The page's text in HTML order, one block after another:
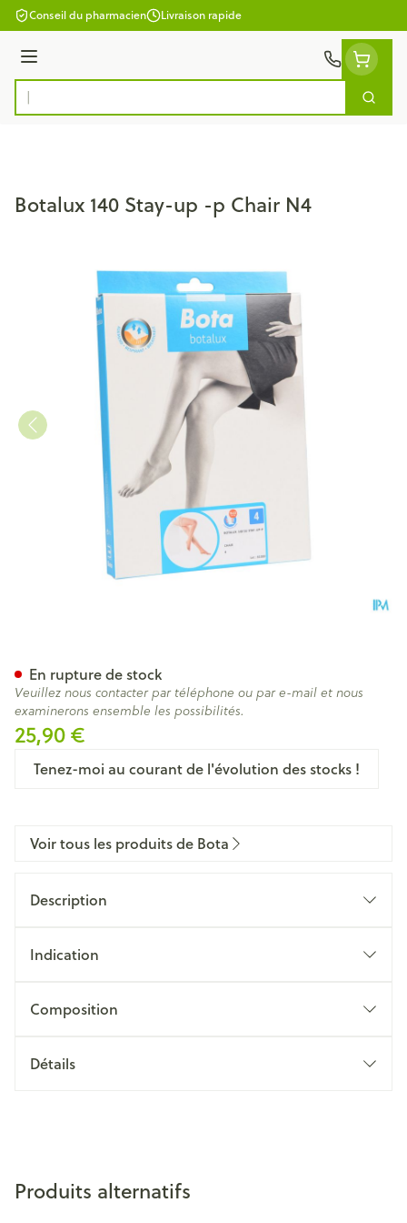
Aller au contenu
Conseil du pharmacien Livraison rapide
Menu
Rechercher
Botalux 140 Stay-up -p Chair N4
25,90 €
Tenez-moi au courant de l'évolution des stocks !
En rupture de stock
Veuillez nous contacter par téléphone ou par e-mail et nous
examinerons ensemble les possibilités.
Voir tous les produits de Bota
Description
Indication
Composition
Détails
Produits alternatifs